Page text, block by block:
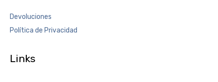
Devoluciones
Política de Privacidad
Links